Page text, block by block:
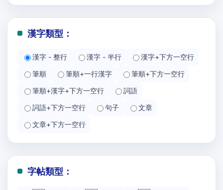
漢字類型：
漢字 - 整行 漢字 - 半行
漢字+下方一空行
筆順
筆順+一行漢字
筆順+下方一空行
筆順+漢字+下方一空行
詞語
詞語+下方一空行
句子
文章
文章+下方一空行
字帖類型：